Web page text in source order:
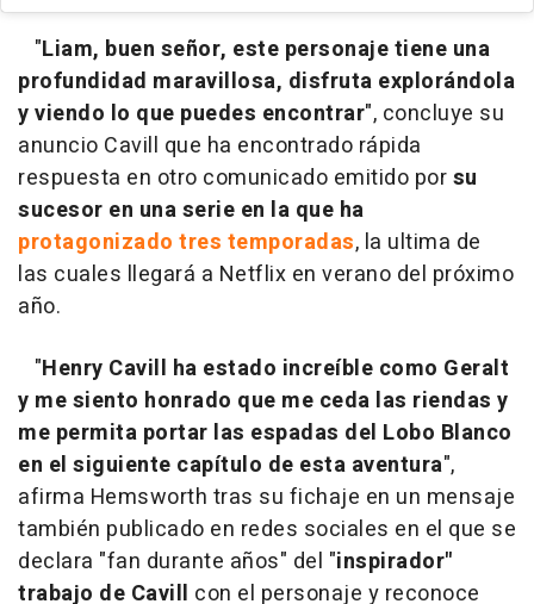
"Liam, buen señor, este personaje tiene una
profundidad maravillosa, disfruta explorándola
y viendo lo que puedes encontrar", concluye su
anuncio Cavill que ha encontrado rápida
respuesta en otro comunicado emitido porsu
sucesor en una serie en la que ha
protagonizado tres temporadas, la ultima de
las cuales llegará a Netflix en verano del próximo
año.
"Henry Cavill ha estado increíble como Geralt
y me siento honrado que me ceda las riendas y
me permita portar las espadas del Lobo Blanco
en el siguiente capítulo de esta aventura",
afirma Hemsworth tras su fichaje en un mensaje
también publicado en redes sociales en el que se
declara "fan durante años" del "inspirador"
trabajo de Cavill con el personaje y reconoce